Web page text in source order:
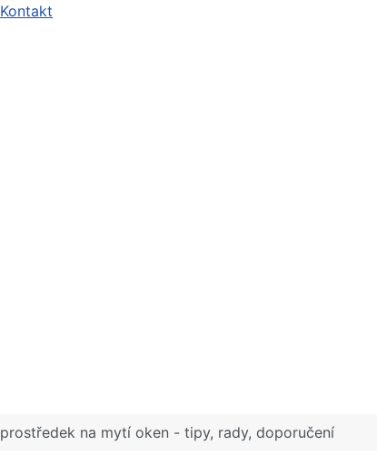
Kontakt
na mytí oken - tipy, rady, doporučení